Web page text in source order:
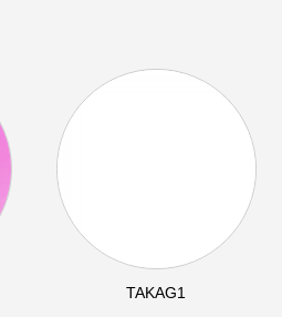
TAKAG1